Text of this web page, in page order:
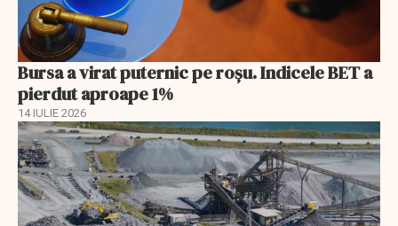
Bursa a virat puternic pe roșu. Indicele BET a
pierdut aproape 1%
14 IULIE 2026